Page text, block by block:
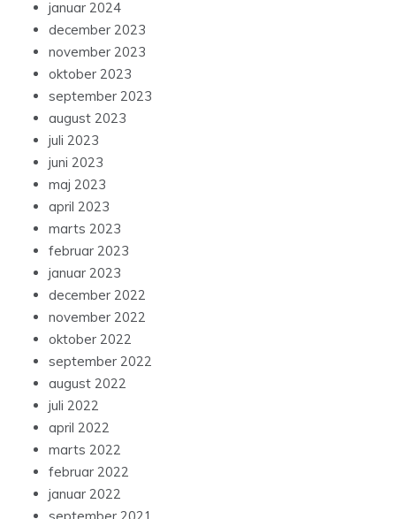
januar 2024
december 2023
november 2023
oktober 2023
september 2023
august 2023
juli 2023
juni 2023
maj 2023
april 2023
marts 2023
februar 2023
januar 2023
december 2022
november 2022
oktober 2022
september 2022
august 2022
juli 2022
april 2022
marts 2022
februar 2022
januar 2022